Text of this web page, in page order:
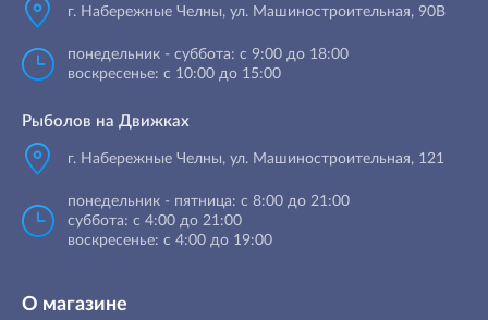
г. Набережные Челны, ул. Машиностроительная, 90B
понедельник - суббота: с 9:00 до 18:00
воскресенье: с 10:00 до 15:00
Рыболов на Движках
г. Набережные Челны, ул. Машиностроительная, 121
понедельник - пятница: с 8:00 до 21:00
суббота: с 4:00 до 21:00
воскресенье: с 4:00 до 19:00
О магазине